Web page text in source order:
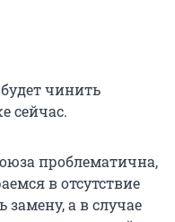
чинить
сейчас.
проблематична,
в отсутствие
замену, а в случае